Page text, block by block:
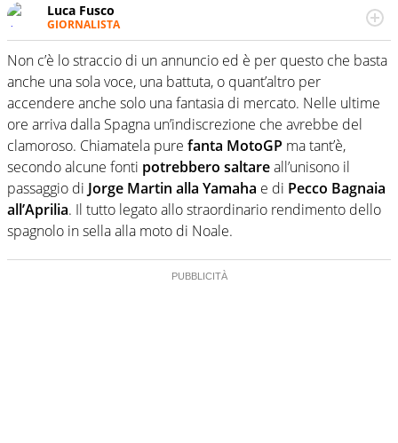
Luca Fusco
GIORNALISTA
Giornalista multimediale. Quando si accendono i motori,
lui sgasa, impenna, derapa. E spesso e volentieri finisce
sul podio
Non c’è lo straccio di un annuncio ed è per questo che basta
anche una sola voce, una battuta, o quant’altro per
accendere anche solo una fantasia di mercato. Nelle ultime
ore arriva dalla Spagna un’indiscrezione che avrebbe del
clamoroso. Chiamatela pure fanta MotoGP ma tant’è,
secondo alcune fonti potrebbero saltareall’unisono il
passaggio di Jorge Martin alla Yamaha e di Pecco Bagnaia
all’Aprilia. Il tutto legato allo straordinario rendimento dello
spagnolo in sella alla moto di Noale.